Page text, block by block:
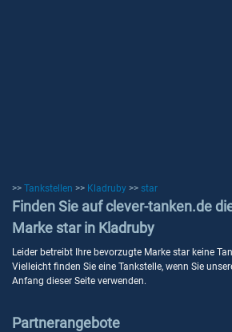
>> Tankstellen >> Kladruby >> star
Finden Sie auf clever-tanken.de
Marke star in Kladruby
Leider betreibt Ihre bevorzugte Marke star keine
Vielleicht finden Sie eine Tankstelle, wenn Sie
Anfang dieser Seite verwenden.
Partnerangebote